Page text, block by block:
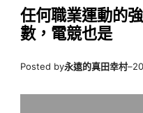
任何職業運動的
數，電競也是
Posted by永遠的真田幸村–